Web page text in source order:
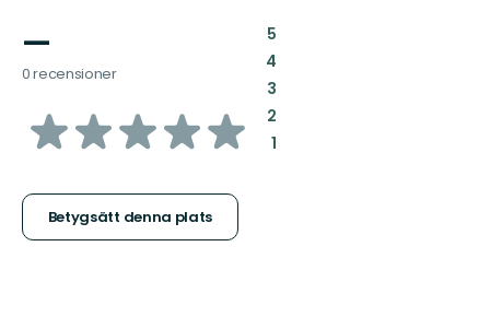
—
0 recensioner
av
stjärnor
Betygsätt denna plats
5:
4:
3:
2:
1: